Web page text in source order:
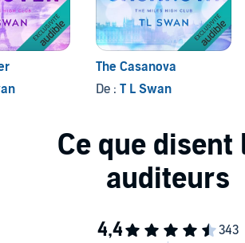
The Casanova
De : T L Swan